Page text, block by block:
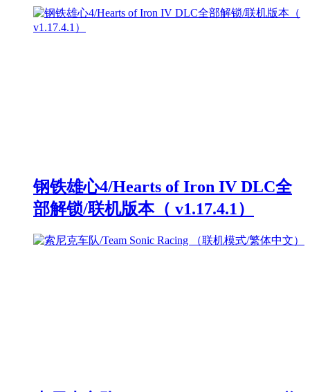
钢铁雄心4/Hearts of Iron IV DLC全
部解锁/联机版本（ v1.17.4.1）